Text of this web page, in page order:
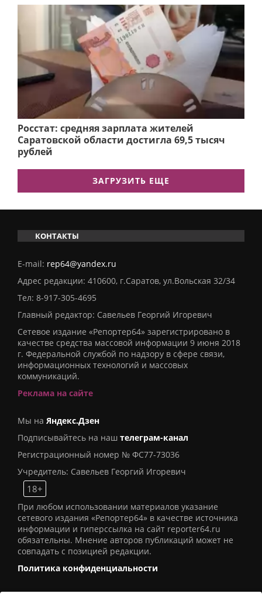
Росстат: средняя зарплата жителей
Саратовской области достигла 69,5 тысяч
рублей
ЗАГРУЗИТЬ ЕЩЕ
КОНТАКТЫ
E-mail: rep64@yandex.ru
Адрес редакции: 410600, г.Саратов, ул.Вольская 32/34
Тел: 8-917-305-4695
Главный редактор: Савельев Георгий Игоревич
Сетевое издание «Репортер64» зарегистрировано в
качестве средства массовой информации 9 июня 2018
г. Федеральной службой по надзору в сфере связи,
информационных технологий и массовых
коммуникаций.
Реклама на сайте
Мы на Яндекс.Дзен
Подписывайтесь на наш телеграм-канал
Регистрационный номер № ФС77-73036
Учредитель: Савельев Георгий Игоревич
18+
При любом использовании материалов указание
сетевого издания «Репортер64» в качестве источника
информации и гиперссылка на сайт reporter64.ru
обязательны. Мнение авторов публикаций может не
совпадать с позицией редакции.
Политика конфиденциальности